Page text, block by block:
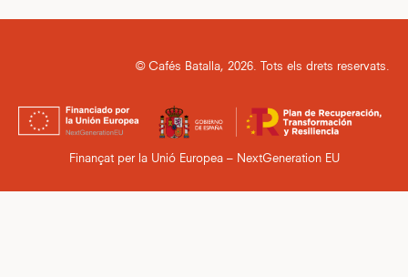
© Cafés Batalla, 2026. Tots els drets reservats.
Finançat per la Unió Europea – NextGeneration EU